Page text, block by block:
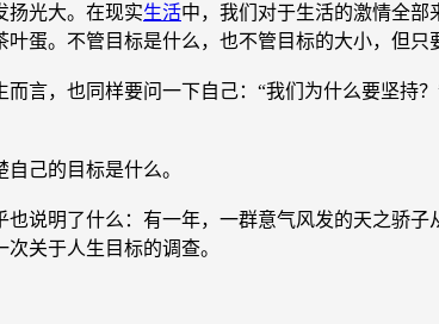
扬光大。在现实生活中，我们对于生活的激情全
蛋。不管目标是什么，也不管目标的大小，但只
，也同样要问一下自己：“我们为什么要坚持？
己的目标是什么。
明了什么：有一年，一群意气风发的天之骄子
关于人生目标的调查。